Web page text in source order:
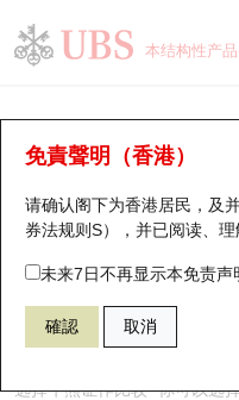
本结构性产
免責聲明（香港）
请确认阁下为香港居民，及
券法规则S），并已阅读、
未来7日不再显示本免责声
確認 取消
牛熊证分析仪
表现 街货统计 比较
62150 瑞银熊证
选择牛熊证作比较 *你可以选
瑞银认股证一览
新发行瑞银认股证
即将到期认股证
认股证到期结算价查找
认股证分析仪
街货统计
比较
牛熊全景快搜
牛熊证搜寻
牛熊证街货分布图
正股牛熊证列表
新发行瑞银牛熊证
街货统计
比较
十大升幅/跌幅
十大认股证成交分布
十天股证占大市成交
资金流
街货统计
正股分析仪
二十大活跃股份
恒指成份股
国指成份股
科指成份股
持股比重
显示所有持股比重
每月轮证大市专题
轮证专栏
讲座及教育短片
认股证投资者教育
牛熊证投资者教育